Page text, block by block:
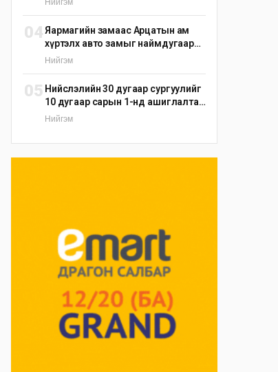
04 Яармагийн замаас Арцатын ам
хүртэлх авто замыг наймдугаар
сарын 25-ныг хүртэл түр хаана
Нийгэм
05 Нийслэлийн 30 дугаар сургуулийг
10 дугаар сарын 1-нд ашиглалтад
оруулна
Нийгэм